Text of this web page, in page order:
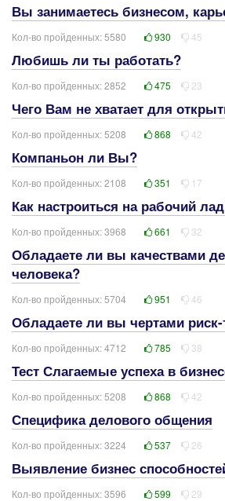
Вы занимаетесь бизнесом,
Кол-во пройденных: 5580 930 45
Любишь ли ты работать?
Кол-во пройденных: 2852 475 23
Чего Вам не хватает для
Кол-во пройденных: 5208 868 42
Компаньон ли Вы?
Кол-во пройденных: 2108 351 17
Как настроиться на рабочий
Кол-во пройденных: 3968 661 32
Обладаете ли вы качествами
человека?
Кол-во пройденных: 5704 951 46
Обладаете ли вы чертами риск-
Кол-во пройденных: 4712 785 38
Тест Слагаемые успеха в
Кол-во пройденных: 5208 868 42
Специфика делового общения
Кол-во пройденных: 3224 537 26
Выявление бизнес
Кол-во пройденных: 3596 599 29